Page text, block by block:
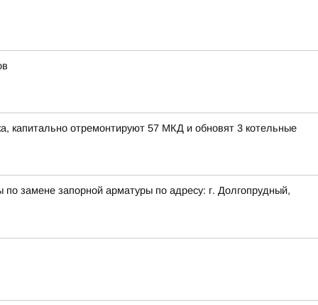
капитально отремонтируют 57 МКД и обновят 3 котельные
по замене запорной арматуры по адресу: г. Долгопрудный,